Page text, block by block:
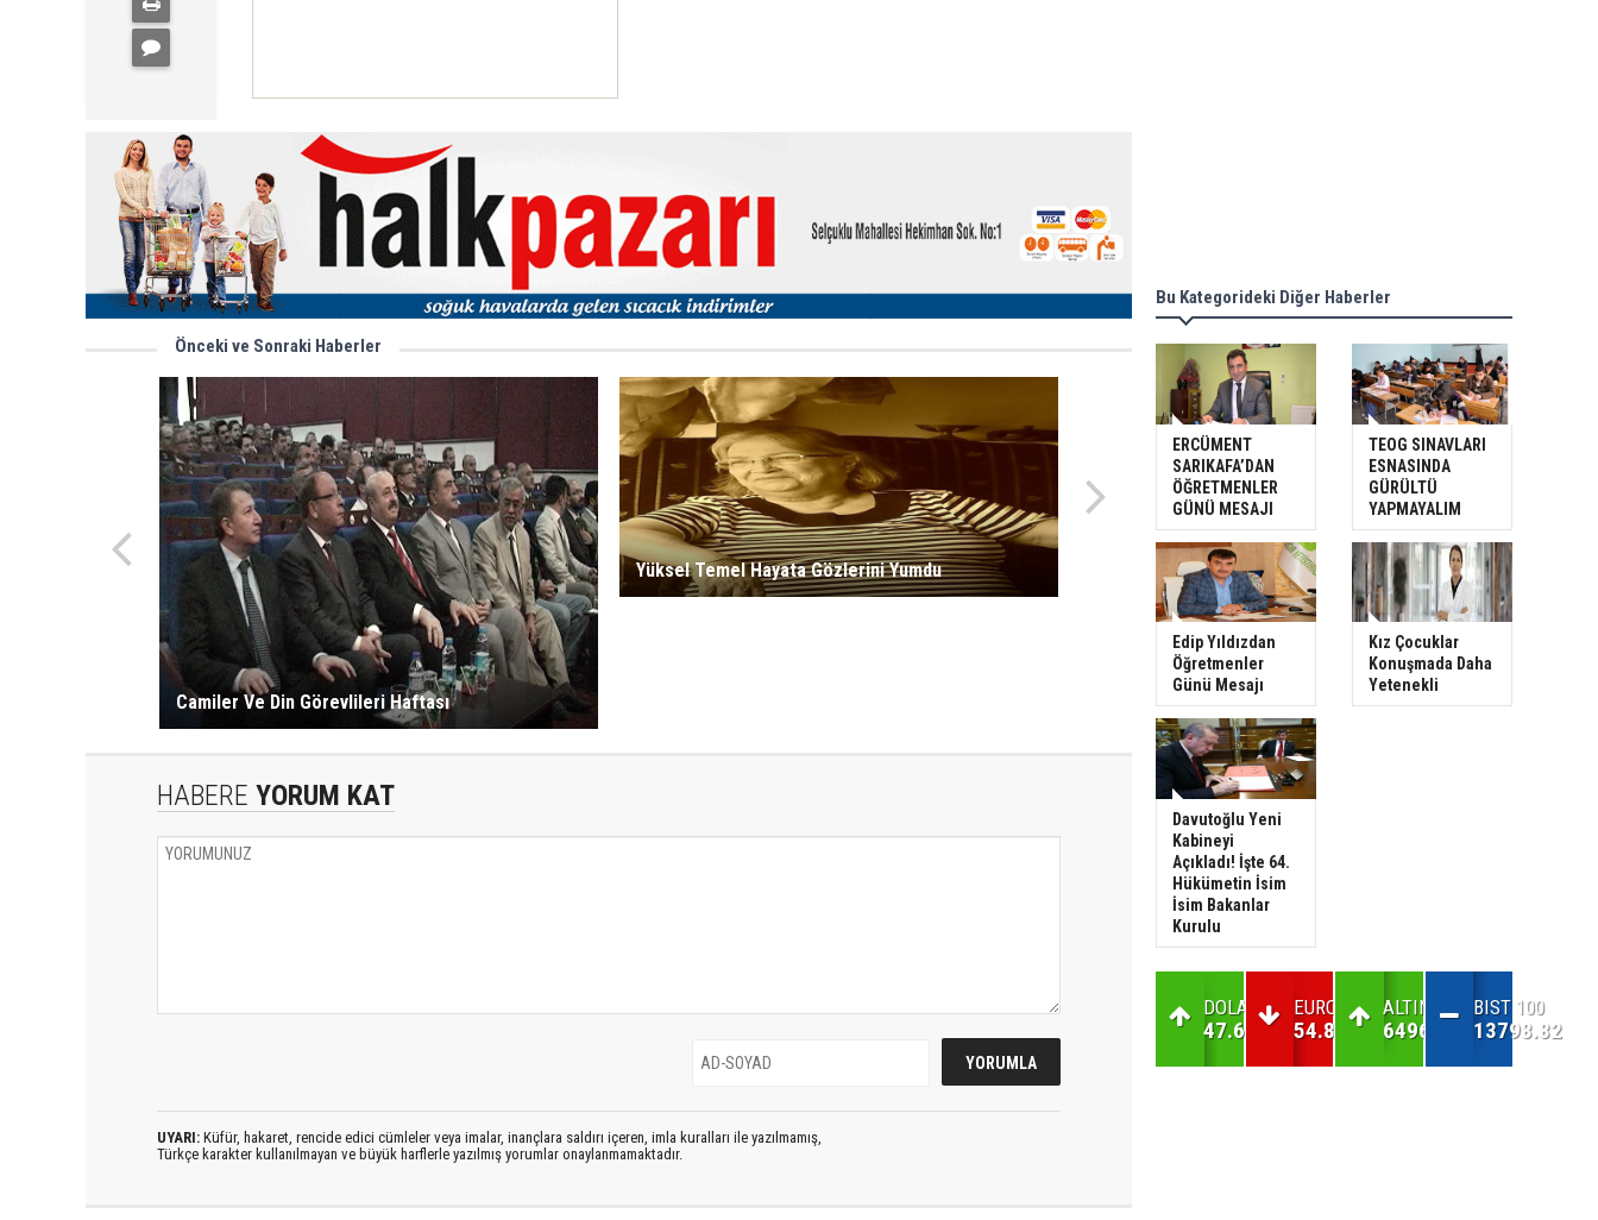
Önceki ve Sonraki Haberler
Camiler Ve Din Görevlileri Haftası
Yüksel Temel Hayata Gözlerini Yumdu
HABERE YORUM KAT
UYARI: Küfür, hakaret, rencide edici cümleler veya imalar, inançlara saldırı içeren, imla kuralları ile yazılmamış,
Türkçe karakter kullanılmayan ve büyük harflerle yazılmış yorumlar onaylanmamaktadır.
Bu Kategorideki Diğer Haberler
ERCÜMENT
SARIKAFA’DAN
ÖĞRETMENLER
GÜNÜ MESAJI
TEOG SINAVLARI
ESNASINDA
GÜRÜLTÜ
YAPMAYALIM
Edip Yıldızdan
Öğretmenler
Günü Mesajı
Kız Çocuklar
Konuşmada Daha
Yetenekli
Davutoğlu Yeni
Kabineyi
Açıkladı! İşte 64.
Hükümetin İsim
İsim Bakanlar
Kurulu
DOLAR
47.63
EURO
54.82
ALTIN
6496.05
BIST 100
13798.82